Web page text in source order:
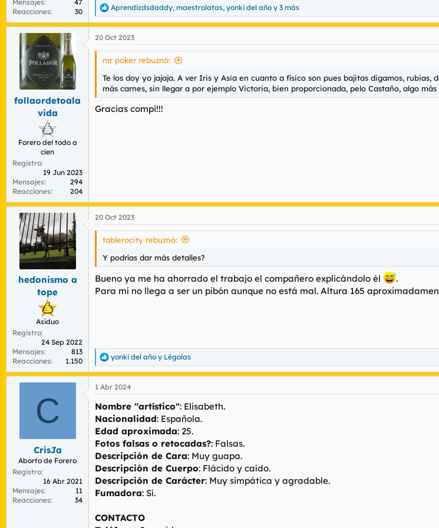
Mensajes
47
Reacciones
30
R
e
a
c
c
n
s
:
Aprendizdsdaddy, maestrolatas, yonki del año y 3 más
follaordetoala
vida
Forero del todo a
cien
Registro
19 Jun 2023
Mensajes
294
Reacciones
204
20 Oct 2023
mr poker rebuznó:
Te los doy yo jajaja. A ver Iris y Asia en cuanto a físico son pues bajitas digamos,
más carnes, sin llegar a por ejemplo Victoria, bien proporcionada, pelo Castaño, algo
Gracias compi!!!
hedonismo a
tope
Asiduo
Registro
24 Sep 2022
Mensajes
813
Reacciones
1.150
20 Oct 2023
tablerocity rebuznó:
Y podrías dar más detalles?
Bueno ya me ha ahorrado el trabajo el compañero explicándolo él
.
Para mí no llega a ser un pibón aunque no está mal. Altura 165
R
e
a
c
i
o
n
e
s
:
yonki del año y Légolas
C
CrisJa
Aborto de Forero
Registro
16 Abr 2021
Mensajes
11
Reacciones
34
1 Abr 2024
Nombre "artístico": Elisabeth.
Nacionalidad: Española.
Edad aproximada: 25.
Fotos falsas o retocadas?: Falsas.
Descripción de Cara: Muy guapa.
Descripción de Cuerpo: Flácido y caído.
Descripción de Carácter: Muy simpática y agradable.
Fumadora: Sí.
CONTACTO